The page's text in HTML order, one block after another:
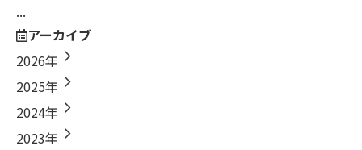
...
アーカイブ
2026年 chevron_right
2025年 chevron_right
2024年 chevron_right
2023年 chevron_right